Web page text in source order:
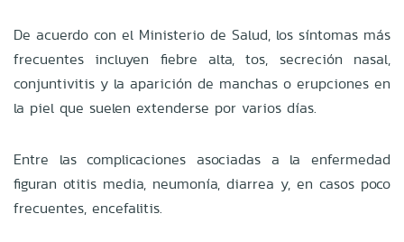
De acuerdo con el Ministerio de Salud, los síntomas más
frecuentes incluyen fiebre alta, tos, secreción nasal,
conjuntivitis y la aparición de manchas o erupciones en
la piel que suelen extenderse por varios días.
Entre las complicaciones asociadas a la enfermedad
figuran otitis media, neumonía, diarrea y, en casos poco
frecuentes, encefalitis.